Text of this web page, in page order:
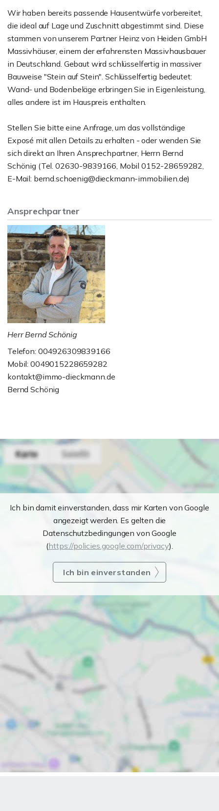
Wir haben bereits passende Hausentwürfe vorbereitet,
die ideal auf Lage und Zuschnitt abgestimmt sind. Diese
stammen von unserem Partner Heinz von Heiden GmbH
Massivhäuser, einem der erfahrensten Massivhausbauer
in Deutschland. Gebaut wird schlüsselfertig in massiver
Bauweise "Stein auf Stein". Schlüsselfertig bedeutet:
Wand- und Bodenbeläge erbringen Sie in Eigenleistung,
alles andere ist im Hauspreis enthalten.
Stellen Sie bitte eine Anfrage, um das vollständige
Exposé mit allen Details zu erhalten - oder wenden Sie
sich direkt an Ihren Ansprechpartner, Herrn Bernd
Schönig (Tel. 02630-9839166, Mobil 0152-28659282,
E-Mail: bernd.schoenig@dieckmann-immobilien.de)
Ansprechpartner
Herr Bernd Schönig
Telefon: 004926309839166
Mobil: 0049015228659282
kontakt@immo-dieckmann.de
Bernd Schönig
Ich bin damit einverstanden, dass mir Karten von Google
angezeigt werden. Es gelten die
Datenschutzbedingungen von Google
(https://policies.google.com/privacy).
Ich bin einverstanden